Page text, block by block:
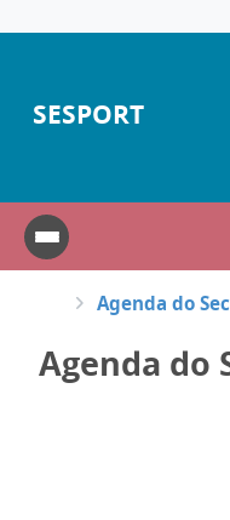
SESPORT
Agenda do